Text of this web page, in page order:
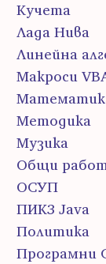
Кучета
Лада Нива
Линейна
Макроси
Методика
Музика
Общи
ОСУП
ПИК3 Java
Политика
Програмни